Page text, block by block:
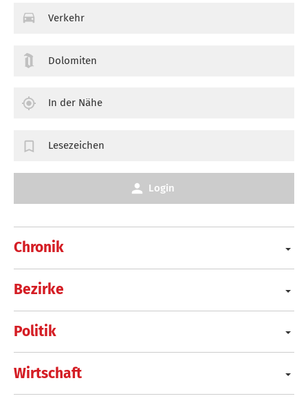
Chronik
Bezirke
Politik
Wirtschaft
Verkehr
Dolomiten
In der Nähe
Lesezeichen
Login